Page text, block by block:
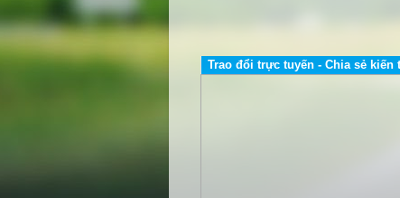
Trao đổi trực tuyến - Chia sẻ kiến